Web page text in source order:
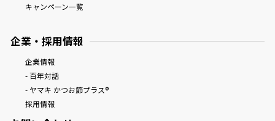
キャンペーン一覧
企業・採用情報
企業情報
- 百年対話
- ヤマキ かつお節プラス®
採用情報